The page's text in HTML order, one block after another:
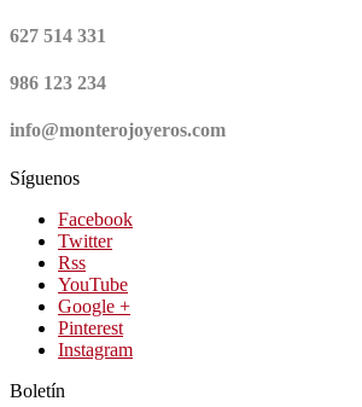
627 514 331
986 123 234
info@monterojoyeros.com
Síguenos
Facebook
Twitter
Rss
YouTube
Google +
Pinterest
Instagram
Boletín